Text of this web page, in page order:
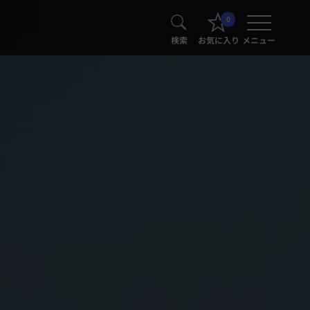
検索
0
お気に入り メニュー